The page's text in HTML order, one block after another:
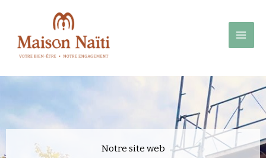
contenu
Notre site web